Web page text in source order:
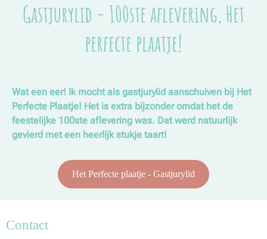
Gastjurylid - 100ste aflevering, Het
perfecte plaatje!
Wat een eer! Ik mocht als gastjurylid aanschuiven bij Het
Perfecte Plaatje! Het is extra bijzonder omdat het de
feestelijke 100ste aflevering was. Dat werd natuurlijk
gevierd met een heerlijk stukje taart!
Het Perfecte plaatje - Gastjurylid
Contact